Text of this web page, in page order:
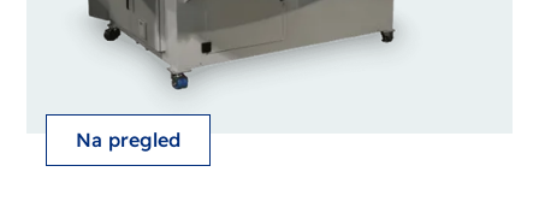
Na pregled